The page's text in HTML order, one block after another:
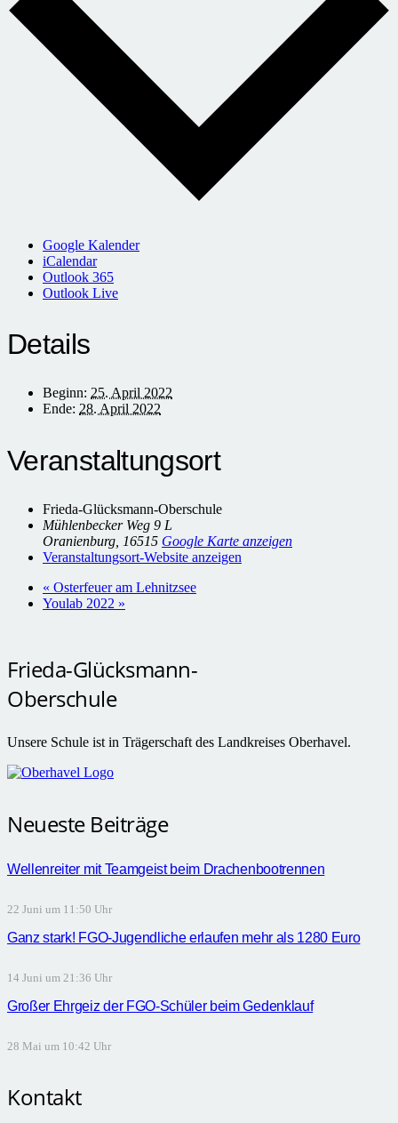
Google Kalender
iCalendar
Outlook 365
Outlook Live
Details
Beginn: 25. April 2022
Ende: 28. April 2022
Veranstaltungsort
Frieda-Glücksmann-Oberschule
Mühlenbecker Weg 9 L
Oranienburg 16515 Google Karte anzeigen
Veranstaltungsort-Website anzeigen
« Osterfeuer am Lehnitzsee
Youlab 2022 »
Frieda-Glücksmann-
Oberschule
Unsere Schule ist in Trägerschaft des Landkreises Oberhavel.
Neueste Beiträge
Wellenreiter mit Teamgeist beim Drachenbootrennen
22 Juni um 11:50 Uhr
Ganz stark! FGO-Jugendliche erlaufen mehr als 1280 Euro
14 Juni um 21:36 Uhr
Großer Ehrgeiz der FGO-Schüler beim Gedenklauf
28 Mai um 10:42 Uhr
Kontakt